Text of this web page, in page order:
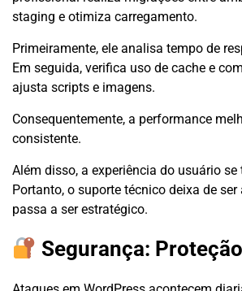
staging e otimiza carregamento.
Primeiramente, ele analisa tempo de
Em seguida, verifica uso de cache e
ajusta scripts e imagens.
Consequentemente, a performance
consistente.
Além disso, a experiência do usuário
Portanto, o suporte técnico deixa de
passa a ser estratégico.
Segurança: